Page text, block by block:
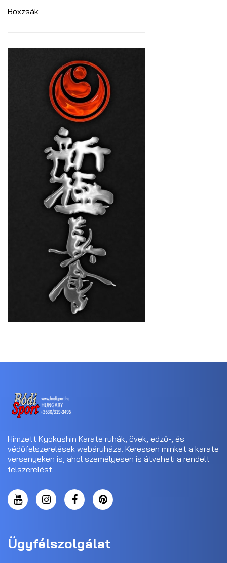
Boxzsák
Hímzett Kyokushin Karate ruhák, övek, edző-, és
védőfelszerelések webáruháza. Keressen minket a karate
versenyeken is, ahol személyesen is átveheti a rendelt
felszerelést.
Ügyfélszolgálat